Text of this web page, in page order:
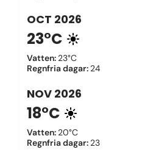
OCT 2026
23°C
Vatten: 23°C
Regnfria dagar: 24
NOV 2026
18°C
Vatten: 20°C
Regnfria dagar: 23